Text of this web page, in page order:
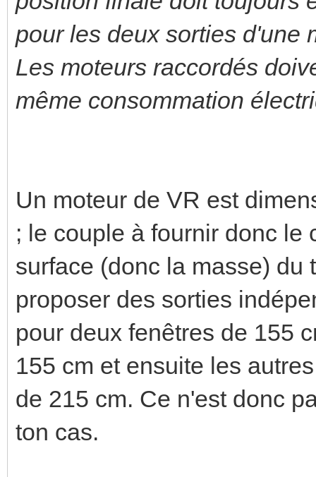
pour les deux sorties d'une
Les moteurs raccordés
même consommation
Un moteur de VR est
; le couple à fournir donc le
surface (donc la masse) du
proposer des sorties
pour deux fenêtres de 155
155 cm et ensuite les
de 215 cm. Ce n'est donc
ton cas.